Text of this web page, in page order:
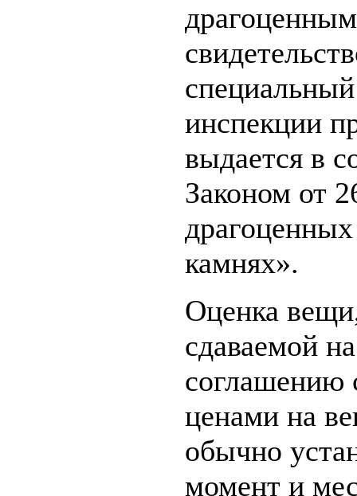
инспекции
выдается в
Законом от
камнях».
Оценка
сдаваемой
соглашению
ценами на
обычно
момент и